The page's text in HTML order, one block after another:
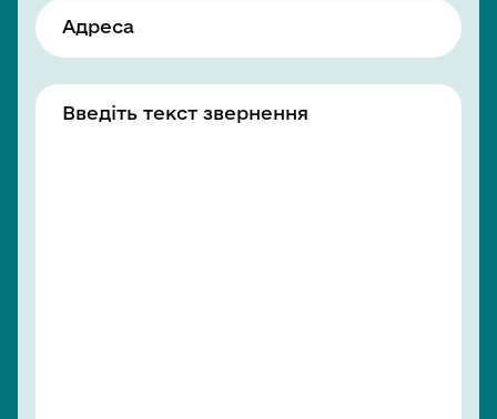
Адреса
Введіть текст звернення